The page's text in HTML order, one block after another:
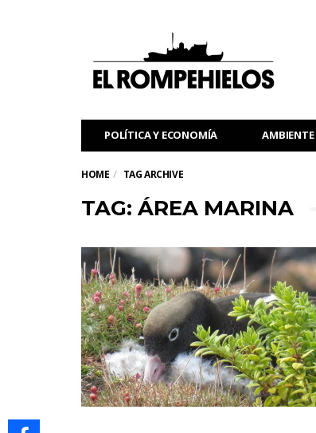
POLÍTICA Y ECONOMÍA
HOME TAG ARCHIVE
TAG: ÁREA MARINA